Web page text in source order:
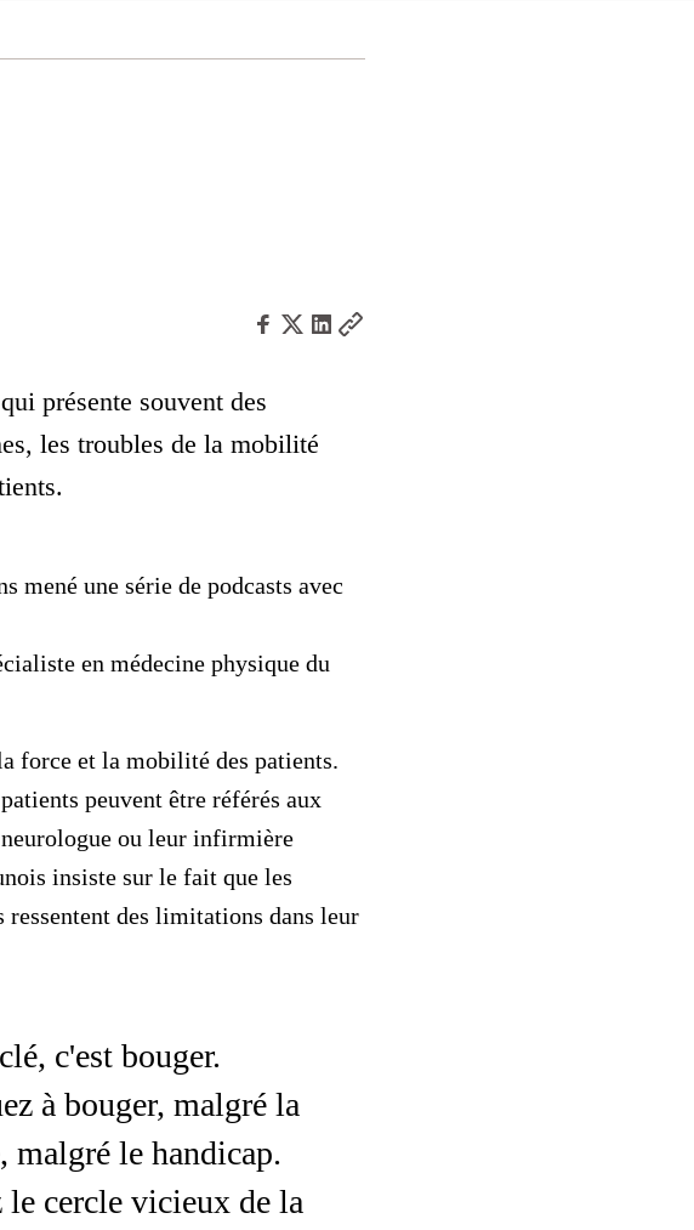
présente souvent des
les troubles de la mobilité
mené une série de podcasts avec
en médecine physique du
force et la mobilité des patients.
peuvent être référés aux
ou leur infirmière
insiste sur le fait que les
des limitations dans leur
c'est bouger.
à bouger, malgré la
malgré le handicap.
le cercle vicieux de la